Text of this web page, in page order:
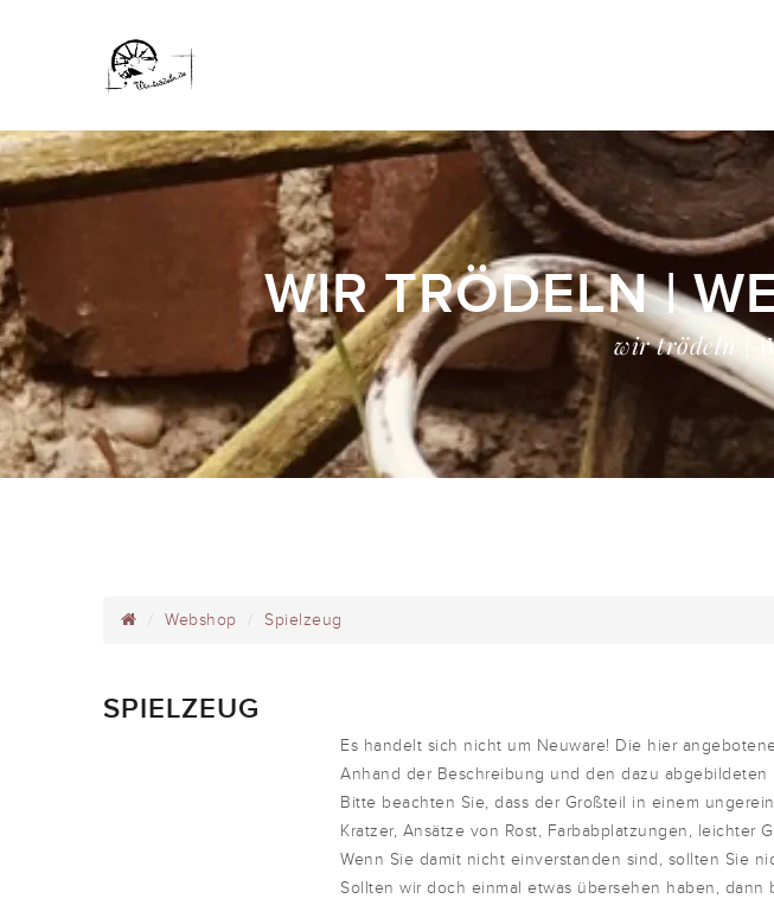
WIR TRÖDELN |
wir trödeln |
Webshop Spielzeug
SPIELZEUG
Es handelt sich nicht um Neuware! Die hier
Anhand der Beschreibung und den dazu
Bitte beachten Sie, dass der Großteil in einem
Kratzer, Ansätze von Rost, Farbabplatzungen, leichter
Wenn Sie damit nicht einverstanden sind, sollten Sie
Sollten wir doch einmal etwas übersehen haben,